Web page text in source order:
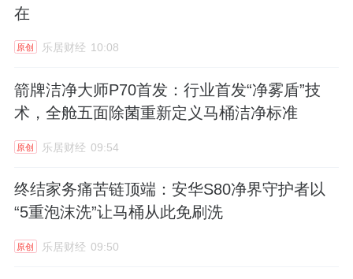
在
原创 乐居财经 10:08
箭牌洁净大师P70首发：行业首发“净雾盾”技
术，全舱五面除菌重新定义马桶洁净标准
原创 乐居财经 09:54
终结家务痛苦链顶端：安华S80净界守护者以
“5重泡沫洗”让马桶从此免刷洗
原创 乐居财经 09:50